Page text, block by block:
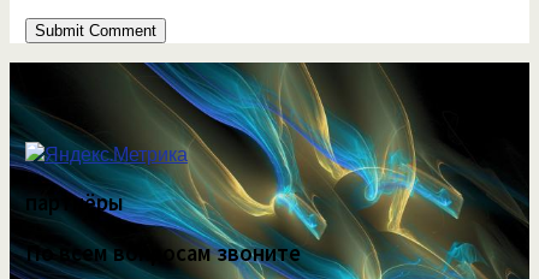
партнёры
По всем вопросам звоните